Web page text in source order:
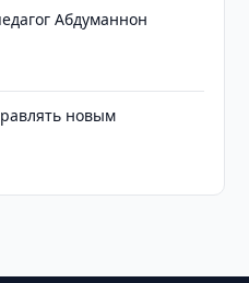
Абдуманнон
новым